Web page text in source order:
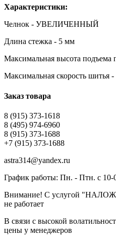
Характеристики:
Челнок - УВЕЛИЧЕННЫЙ
Длина стежка - 5 мм
Максимальная высота
Максимальная скорость шитья
Заказ товара
8 (915) 373-1618
8 (495) 974-6960
8 (915) 373-1688
+7 (915) 373-1688
astra314@yandex.ru
График работы: Пн. - Птн. с 10-
Внимание! С услугой
не работает
В связи с высокой
цены у менеджеров